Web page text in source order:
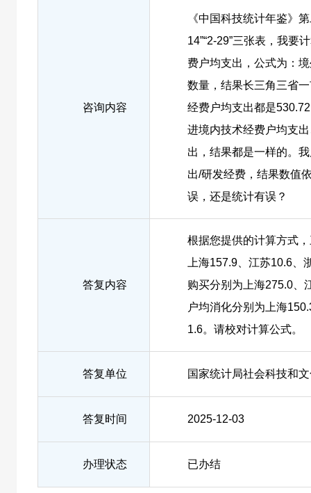
咨询内容
《中国科技统计年鉴》
14”“2-29”三张表，我要
费户均支出，公式为：
数量，结果长三角三省
经费户均支出都是
进境内技术经费户均支
出，结果都是一样的。
出/研发经费，结果数值
误，还是统计有误？
答复内容
根据您提供的计算方式
上海157.9、江苏10.6、
购买分别为上海275.0、
户均消化分别为上海
1.6。请校对计算公式。
答复单位 国家统计局社会科技和
答复时间 2025-12-03
办理状态 已办结